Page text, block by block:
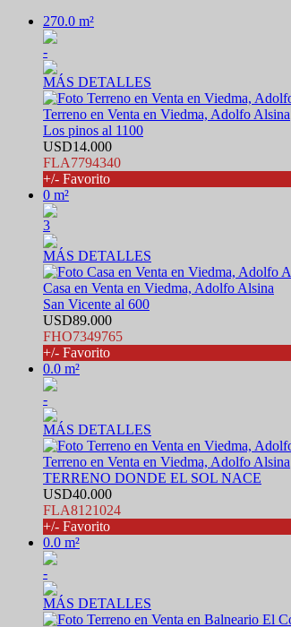
270.0 m²
-
MÁS DETALLES
Terreno en Venta en Viedma, Adolfo Alsina
Los pinos al 1100
USD14.000
FLA7794340
+/- Favorito
0 m²
3
MÁS DETALLES
Casa en Venta en Viedma, Adolfo Alsina
San Vicente al 600
USD89.000
FHO7349765
+/- Favorito
0.0 m²
-
MÁS DETALLES
Terreno en Venta en Viedma, Adolfo Alsina
TERRENO DONDE EL SOL NACE
USD40.000
FLA8121024
+/- Favorito
0.0 m²
-
MÁS DETALLES